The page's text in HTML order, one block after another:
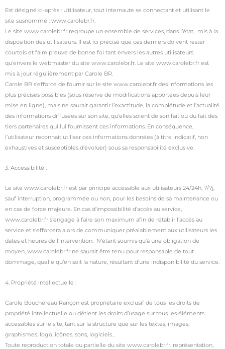
Est désigné ci-après : Utilisateur, tout internaute se connectant et utilisant le
site susnommé : www.carolebr.fr.
Le site www.carolebr.fr regroupe un ensemble de services, dans l’état, mis à la
disposition des utilisateurs. Il est ici précisé que ces derniers doivent rester
courtois et faire preuve de bonne foi tant envers les autres utilisateurs
qu’envers le webmaster du site www.carolebr.fr. Le site www.carolebr.fr est
mis à jour régulièrement par Carole BR.
Carole BR s’efforce de fournir sur le site www.carolebr.fr des informations les
plus précises possibles (sous réserve de modifications apportées depuis leur
mise en ligne), mais ne saurait garantir l’exactitude, la complétude et l’actualité
des informations diffusées sur son site, qu’elles soient de son fait ou du fait des
tiers partenaires qui lui fournissent ces informations. En conséquence,
l’utilisateur reconnaît utiliser ces informations données (à titre indicatif, non
exhaustives et susceptibles d’évoluer) sous sa responsabilité exclusive.
3. Accessibilité :
Le site www.carolebr.fr est par principe accessible aux utilisateurs 24/24h, 7/7j,
sauf interruption, programmée ou non, pour les besoins de sa maintenance ou
en cas de force majeure. En cas d’impossibilité d’accès au service,
www.carolebr.fr s’engage à faire son maximum afin de rétablir l’accès au
service et s’efforcera alors de communiquer préalablement aux utilisateurs les
dates et heures de l’intervention. N’étant soumis qu’à une obligation de
moyen, www.carolebr.fr ne saurait être tenu pour responsable de tout
dommage, quelle qu’en soit la nature, résultant d’une indisponibilité du service.
4. Propriété intellectuelle :
Carole Bouchereau Rançon est propriétaire exclusif de tous les droits de
propriété intellectuelle ou détient les droits d’usage sur tous les éléments
accessibles sur le site, tant sur la structure que sur les textes, images,
graphismes, logo, icônes, sons, logiciels…
Toute reproduction totale ou partielle du site www.carolebr.fr, représentation,